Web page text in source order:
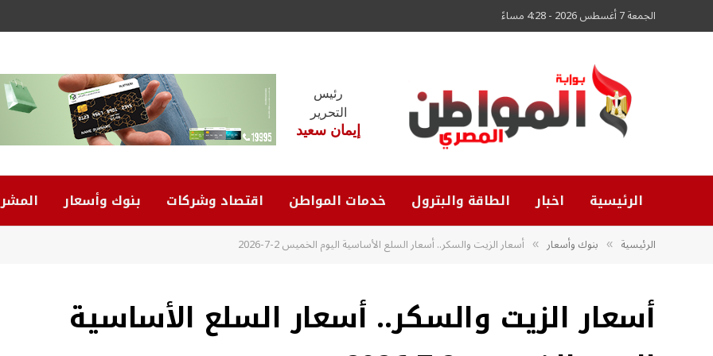
الجمعة 7 أغسطس 2026 - 4:28 مساءً
رئيس
التحرير
إيمان سعيد
الرئيسية اخبار الطاقة والبترول خدمات المواطن اقتصاد وشركات بنوك وأسعار
الرئيسية » بنوك وأسعار » أسعار الزيت والسكر.. أسعار السلع الأساسية اليوم الخميس 2-7-2026
أسعار الزيت والسكر.. أسعار السلع الأساسية